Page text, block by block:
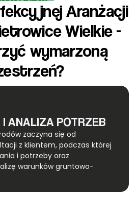
Aranżacji
Wielkie -
wymarzoną
I ANALIZA POTRZEB
zaczyna się od
z klientem, podczas której
i potrzeby oraz
warunków gruntowo-